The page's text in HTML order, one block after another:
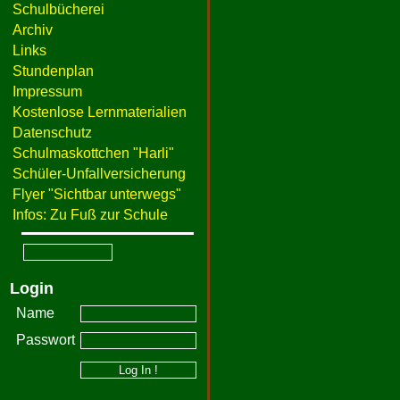
Schulbücherei
Archiv
Links
Stundenplan
Impressum
Kostenlose Lernmaterialien
Datenschutz
Schulmaskottchen "Harli"
Schüler-Unfallversicherung
Flyer "Sichtbar unterwegs"
Infos: Zu Fuß zur Schule
Login
Name
Passwort